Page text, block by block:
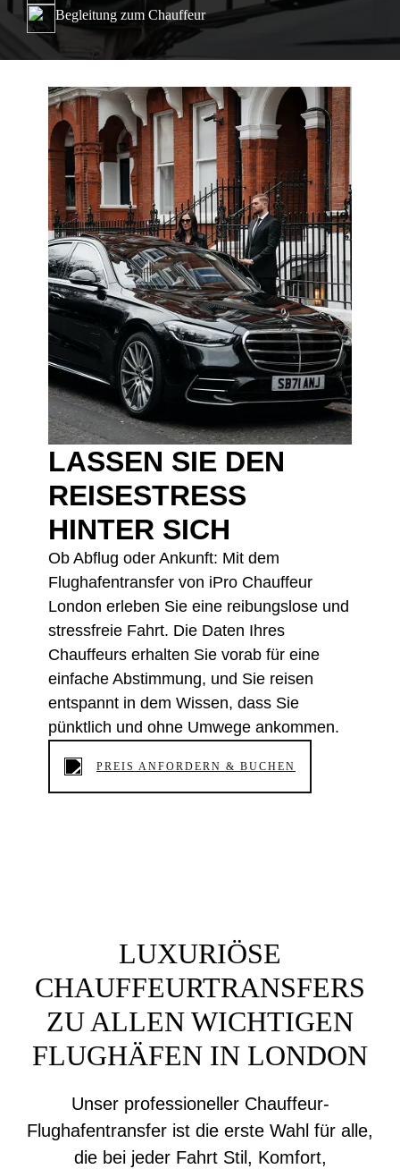
Begleitung zum Chauffeur
LASSEN SIE DEN
REISESTRESS
HINTER SICH
Ob Abflug oder Ankunft: Mit dem
Flughafentransfer von iPro Chauffeur
London erleben Sie eine reibungslose und
stressfreie Fahrt. Die Daten Ihres
Chauffeurs erhalten Sie vorab für eine
einfache Abstimmung, und Sie reisen
entspannt in dem Wissen, dass Sie
pünktlich und ohne Umwege ankommen.
PREIS ANFORDERN & BUCHEN
LUXURIÖSE
CHAUFFEURTRANSFERS
ZU ALLEN WICHTIGEN
FLUGHÄFEN IN LONDON
Unser professioneller Chauffeur-
Flughafentransfer ist die erste Wahl für alle,
die bei jeder Fahrt Stil, Komfort,